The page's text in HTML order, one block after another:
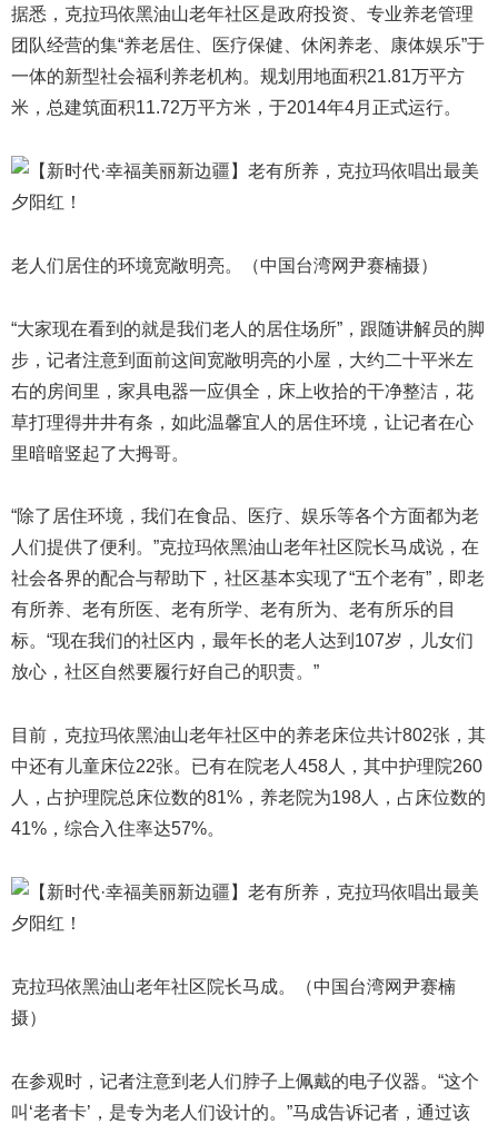
据悉，克拉玛依黑油山老年社区是政府投资、专业养老管理
团队经营的集“养老居住、医疗保健、休闲养老、康体娱乐”于
一体的新型社会福利养老机构。规划用地面积21.81万平方
米，总建筑面积11.72万平方米，于2014年4月正式运行。
老人们居住的环境宽敞明亮。（中国台湾网尹赛楠摄）
“大家现在看到的就是我们老人的居住场所”，跟随讲解员的脚
步，记者注意到面前这间宽敞明亮的小屋，大约二十平米左
右的房间里，家具电器一应俱全，床上收拾的干净整洁，花
草打理得井井有条，如此温馨宜人的居住环境，让记者在心
里暗暗竖起了大拇哥。
“除了居住环境，我们在食品、医疗、娱乐等各个方面都为老
人们提供了便利。”克拉玛依黑油山老年社区院长马成说，在
社会各界的配合与帮助下，社区基本实现了“五个老有”，即老
有所养、老有所医、老有所学、老有所为、老有所乐的目
标。“现在我们的社区内，最年长的老人达到107岁，儿女们
放心，社区自然要履行好自己的职责。”
目前，克拉玛依黑油山老年社区中的养老床位共计802张，其
中还有儿童床位22张。已有在院老人458人，其中护理院260
人，占护理院总床位数的81%，养老院为198人，占床位数的
41%，综合入住率达57%。
克拉玛依黑油山老年社区院长马成。（中国台湾网尹赛楠
摄）
在参观时，记者注意到老人们脖子上佩戴的电子仪器。“这个
叫‘老者卡’，是专为老人们设计的。”马成告诉记者，通过该